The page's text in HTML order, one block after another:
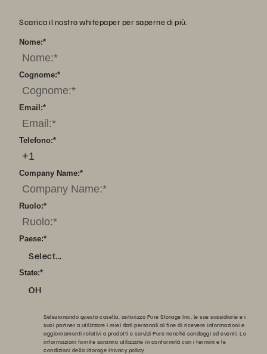
Scarica il nostro whitepaper per saperne di più.
*
Nome:
*
Cognome:
*
Email:
*
Telefono:
*
Company Name:
*
Ruolo:
*
Paese:
Select...
*
State:
OH
Selezionando questa casella, autorizzo Pure Storage Inc, le sue sussidiarie e i
suoi partner a utilizzare i miei dati personali al fine di ricevere informazioni e
aggiornamenti relativi a prodotti e servizi Pure nonché sondaggi ed eventi. Le
informazioni fornite saranno utilizzate in conformità con i termini e le
condizioni della Storage Privacy policy